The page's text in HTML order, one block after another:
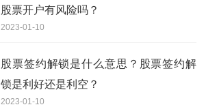
股票开户有风险吗？
2023-01-10
股票签约解锁是什么意思？股票签约解
锁是利好还是利空？
2023-01-10